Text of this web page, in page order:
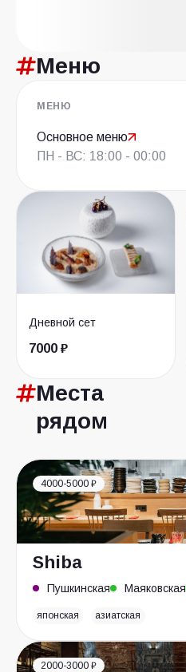
Меню
МЕНЮ
Основное меню
ПН - ВС: 18:00 - 00:00
Дневной сет
7000 ₽
Места
рядом
4000-5000 ₽
Shiba
Пушкинская Маяковская
японская азиатская
2000-3000 ₽